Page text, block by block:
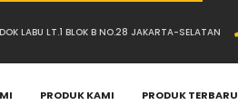
LABU LT.1 BLOK B NO.28 JAKARTA-SELATAN
PRODUK KAMI PRODUK TERBARU